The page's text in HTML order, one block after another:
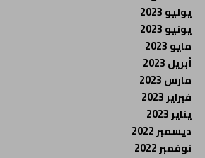
يوليو 2023
يونيو 2023
مايو 2023
أبريل 2023
مارس 2023
فبراير 2023
يناير 2023
ديسمبر 2022
نوفمبر 2022